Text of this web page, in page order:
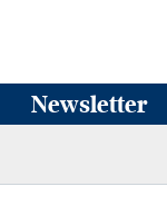
Newsletter